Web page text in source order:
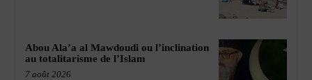
Abou Ala’a al Mawdoudi ou l’inclination
au totalitarisme de l’Islam
7 août 2026